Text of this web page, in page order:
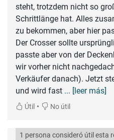
steht, trotzdem nicht so
Schrittlänge hat. Alles
zu bekommen, aber hier
Der Crosser sollte
passte aber von der
wir vorher nicht
Verkäufer danach). Jetzt
und wird fast ... [leer más]
Útil • No útil
1 persona consideró útil esta